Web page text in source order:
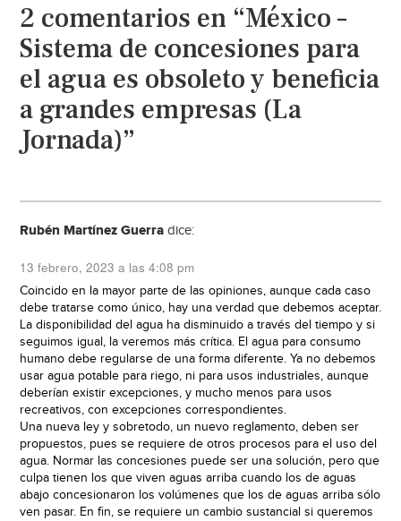
2 comentarios en “México –
Sistema de concesiones para
el agua es obsoleto y beneficia
a grandes empresas (La
Jornada)”
Rubén Martínez Guerra dice:
13 febrero, 2023 a las 4:08 pm
Coincido en la mayor parte de las opiniones, aunque cada caso
debe tratarse como único, hay una verdad que debemos aceptar.
La disponibilidad del agua ha disminuido a través del tiempo y si
seguimos igual, la veremos más crítica. El agua para consumo
humano debe regularse de una forma diferente. Ya no debemos
usar agua potable para riego, ni para usos industriales, aunque
deberían existir excepciones, y mucho menos para usos
recreativos, con excepciones correspondientes.
Una nueva ley y sobretodo, un nuevo reglamento, deben ser
propuestos, pues se requiere de otros procesos para el uso del
agua. Normar las concesiones puede ser una solución, pero que
culpa tienen los que viven aguas arriba cuando los de aguas
abajo concesionaron los volúmenes que los de aguas arriba sólo
ven pasar. En fin, se requiere un cambio sustancial si queremos